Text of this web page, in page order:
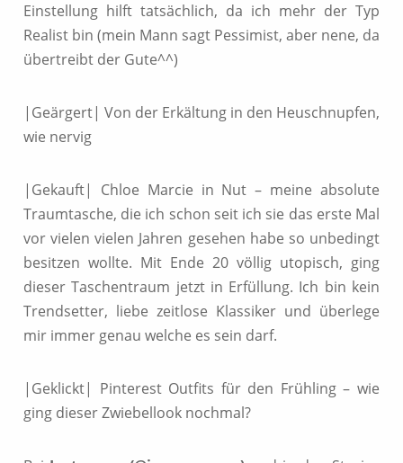
Einstellung hilft tatsächlich, da ich mehr der Typ
Realist bin (mein Mann sagt Pessimist, aber nene, da
übertreibt der Gute^^)
|Geärgert| Von der Erkältung in den Heuschnupfen,
wie nervig
|Gekauft| Chloe Marcie in Nut – meine absolute
Traumtasche, die ich schon seit ich sie das erste Mal
vor vielen vielen Jahren gesehen habe so unbedingt
besitzen wollte. Mit Ende 20 völlig utopisch, ging
dieser Taschentraum jetzt in Erfüllung. Ich bin kein
Trendsetter, liebe zeitlose Klassiker und überlege
mir immer genau welche es sein darf.
|Geklickt| Pinterest Outfits für den Frühling – wie
ging dieser Zwiebellook nochmal?